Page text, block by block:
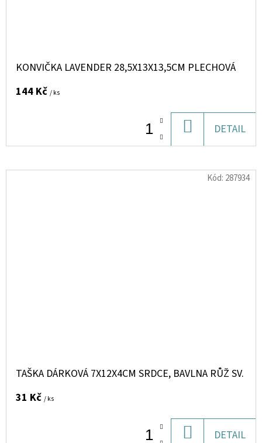
KONVIČKA LAVENDER 28,5X13X13,5CM PLECHOVÁ
144 Kč / ks
KOŠÍKU
DETAIL
TAŠKA DÁRKOVÁ 7X12X4CM SRDCE, BAVLNA RŮŽ SV.
31 Kč / ks
DETAIL
Kód: 287934